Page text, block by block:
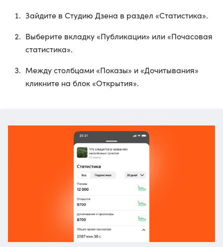
Зайдите в Студию Дзена в раздел «Статистика».
Выберите вкладку «Публикации» или «Почасовая
статистика».
Между столбцами «Показы» и «Дочитывания»
кликните на блок «Открытия».